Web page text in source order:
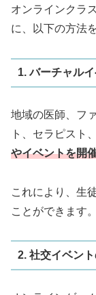
オンラインクラ
に、以下の方法
1. バーチャル
地域の医師、フ
ト、セラピスト
やイベントを開
これにより、生
ことができます。
2. 社交イベン